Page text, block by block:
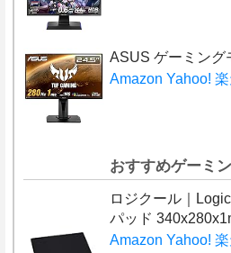
ASUS ゲーミング
Amazon Yahoo!
おすすめゲーミ
ロジクール｜
パッド
Amazon Yahoo!